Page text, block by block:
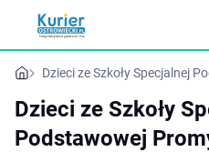
Dzieci ze Szkoły Specjalnej
Dzieci ze Szkoły
Podstawowej